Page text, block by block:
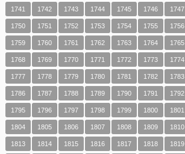
1741 1742 1743 1744 1745 1746 1747
1750 1751 1752 1753 1754 1755 1756
1759 1760 1761 1762 1763 1764 1765
1768 1769 1770 1771 1772 1773 1774
1777 1778 1779 1780 1781 1782 1783
1786 1787 1788 1789 1790 1791 1792
1795 1796 1797 1798 1799 1800 1801
1804 1805 1806 1807 1808 1809 1810
1813 1814 1815 1816 1817 1818 1819